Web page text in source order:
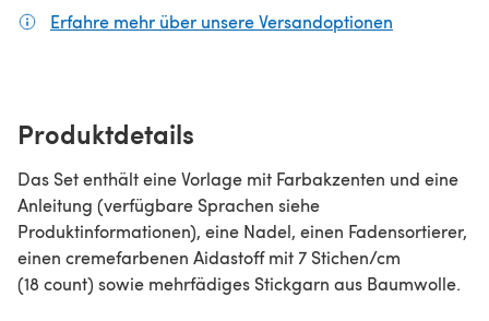
Erfahre mehr über unsere Versandoptionen
Produktdetails
Das Set enthält eine Vorlage mit Farbakzenten und eine
Anleitung (verfügbare Sprachen siehe
Produktinformationen), eine Nadel, einen Fadensortierer,
einen cremefarbenen Aidastoff mit 7 Stichen/cm
(18 count) sowie mehrfädiges Stickgarn aus Baumwolle.